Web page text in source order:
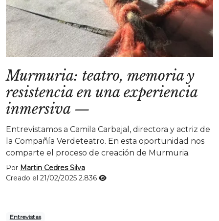
Murmuria: teatro, memoria y
resistencia en una experiencia
inmersiva —
Entrevistamos a Camila Carbajal, directora y actriz de
la Compañía Verdeteatro. En esta oportunidad nos
comparte el proceso de creación de Murmuria.
Por Martin Cedres Silva
Creado el 21/02/2025 2.836
Entrevistas